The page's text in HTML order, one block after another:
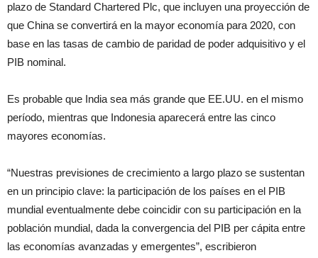
plazo de Standard Chartered Plc, que incluyen una proyección de
que China se convertirá en la mayor economía para 2020, con
base en las tasas de cambio de paridad de poder adquisitivo y el
PIB nominal.
Es probable que India sea más grande que EE.UU. en el mismo
período, mientras que Indonesia aparecerá entre las cinco
mayores economías.
“Nuestras previsiones de crecimiento a largo plazo se sustentan
en un principio clave: la participación de los países en el PIB
mundial eventualmente debe coincidir con su participación en la
población mundial, dada la convergencia del PIB per cápita entre
las economías avanzadas y emergentes”, escribieron